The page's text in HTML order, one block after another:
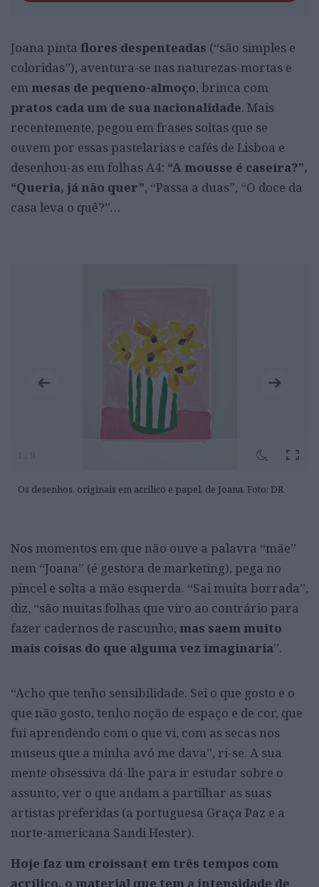
Joana pinta flores despenteadas (“são simples e
coloridas”), aventura-se nas naturezas-mortas e
em mesas de pequeno-almoço, brinca com
pratos cada um de sua nacionalidade. Mais
recentemente, pegou em frases soltas que se
ouvem por essas pastelarias e cafés de Lisboa e
desenhou-as em folhas A4: “A mousse é caseira?”,
“Queria, já não quer”, “Passa a duas”, “O doce da
casa leva o quê?”…
1 / 9
Os desenhos, originais em acrílico e papel, de Joana. Foto: DR
Nos momentos em que não ouve a palavra “mãe”
nem “Joana” (é gestora de marketing), pega no
pincel e solta a mão esquerda. “Sai muita borrada”,
diz, “são muitas folhas que viro ao contrário para
fazer cadernos de rascunho, mas saem muito
mais coisas do que alguma vez imaginaria”.
“Acho que tenho sensibilidade. Sei o que gosto e o
que não gosto, tenho noção de espaço e de cor, que
fui aprendendo com o que vi, com as secas nos
museus que a minha avó me dava”, ri-se. A sua
mente obsessiva dá-lhe para ir estudar sobre o
assunto, ver o que andam a partilhar as suas
artistas preferidas (a portuguesa Graça Paz e a
norte-americana Sandi Hester).
Hoje faz um croissant em três tempos com
acrílico, o material que tem a intensidade de